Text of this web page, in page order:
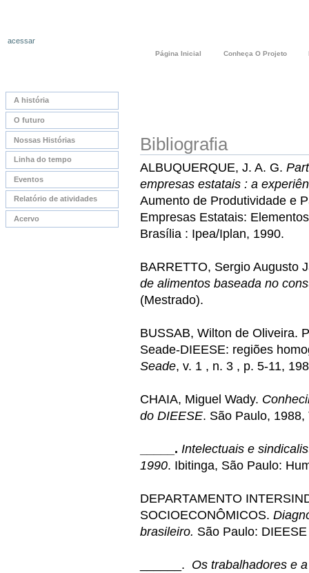
acessar
Página Inicial Conheça O Projeto
Bibliografia
ALBUQUERQUE, J. A. G.
empresas estatais : a
Aumento de Produtividade e
Empresas Estatais:
Brasília : Ipea/Iplan, 1990.
BARRETTO, Sergio Augusto
de alimentos baseada no
(Mestrado).
BUSSAB, Wilton de Oliveira.
Seade-DIEESE: regiões
Seade, v. 1 , n. 3 , p. 5-11,
CHAIA, Miguel Wady.
do DIEESE. São Paulo,
_____.Intelectuais e
1990. Ibitinga, São Paulo:
DEPARTAMENTO
SOCIOECONÔMICOS.
brasileiro. São Paulo:
______. Os trabalhadores e
A história
O futuro
Nossas Histórias
Linha do tempo
Eventos
Relatório de atividades
Acervo